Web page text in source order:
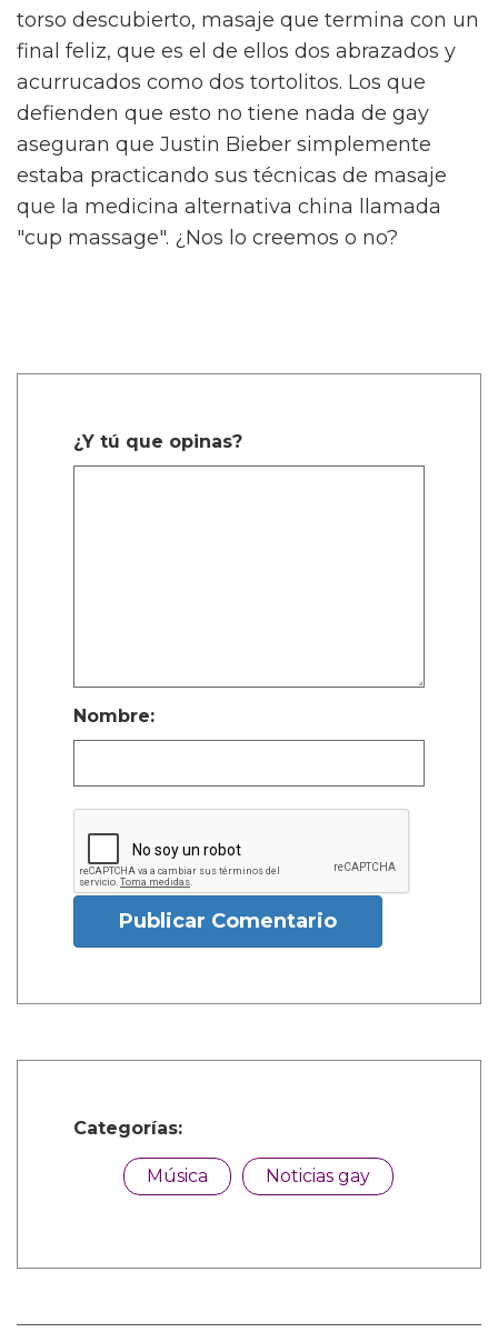
torso descubierto, masaje que termina con un
final feliz, que es el de ellos dos abrazados y
acurrucados como dos tortolitos. Los que
defienden que esto no tiene nada de gay
aseguran que Justin Bieber simplemente
estaba practicando sus técnicas de masaje
que la medicina alternativa china llamada
"cup massage". ¿Nos lo creemos o no?
¿Y tú que opinas?
Nombre:
Publicar Comentario
Categorías:
Música Noticias gay